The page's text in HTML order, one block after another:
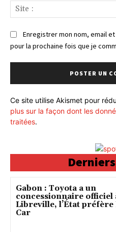
Enregistrer mon nom, email
pour la prochaine fois que je
Ce site utilise Akismet pour
plus sur la façon dont les
traitées.
Gabon : Toyota a un
concessionnaire officiel
Libreville, l’État
Car